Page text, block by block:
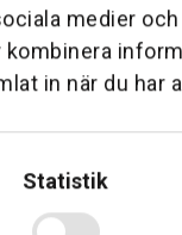
medier
in när du har
Statistik